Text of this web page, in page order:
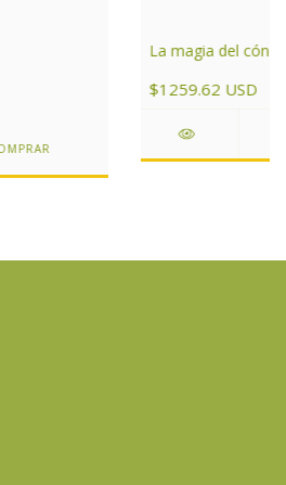
La magia del
$1259.62 USD